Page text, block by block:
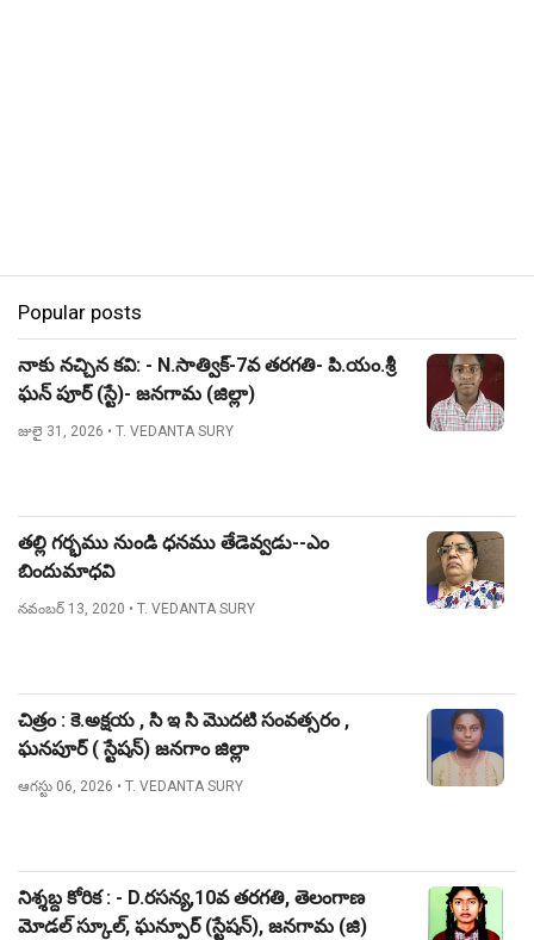
Popular posts
నాకు నచ్చిన కవి: - N.సాత్విక్-7వ తరగతి- పి.యం.శ్రీ
ఘన్ పూర్ (స్టే)- జనగామ (జిల్లా)
జులై 31, 2026 • T. VEDANTA SURY
తల్లి గర్భము నుండి ధనము తేడెవ్వడు--ఎం
బిందుమాధవి
నవంబర్ 13, 2020 • T. VEDANTA SURY
చిత్రం : కె.అక్షయ , సి ఇ సి మొదటి సంవత్సరం ,
ఘనపూర్ ( స్టేషన్) జనగాం జిల్లా
ఆగస్టు 06, 2026 • T. VEDANTA SURY
నిశ్శబ్ద కోరిక : - D.రసన్య,10వ తరగతి, తెలంగాణ
మోడల్ స్కూల్, ఘన్పూర్ (స్టేషన్), జనగామ (జి)